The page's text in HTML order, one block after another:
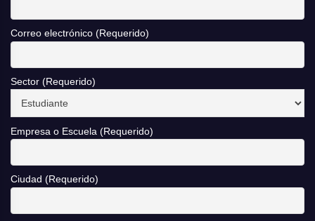
Correo electrónico (Requerido)
Sector (Requerido)
Empresa o Escuela (Requerido)
Ciudad (Requerido)